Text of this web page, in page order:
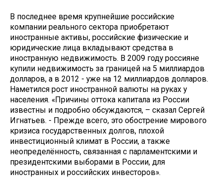
В последнее время крупнейшие российские
компании реального сектора приобретают
иностранные активы, российские физические и
юридические лица вкладывают средства в
иностранную недвижимость. В 2009 году россияне
купили недвижимость за границей на 5 миллиардов
долларов, а в 2012 - уже на 12 миллиардов долларов.
Наметился рост иностранной валюты на руках у
населения. «Причины оттока капитала из России
известны и подробно обсуждаются, – сказал Сергей
Игнатьев. - Прежде всего, это обострение мирового
кризиса государственных долгов, плохой
инвестиционный климат в России, а также
неопределённость, связанная с парламентскими и
президентскими выборами в России, для
иностранных и российских инвесторов».